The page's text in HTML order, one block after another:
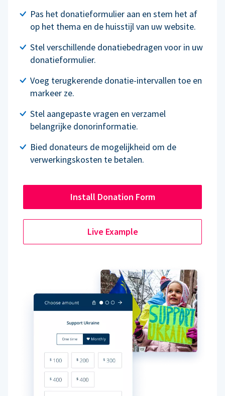
Pas het donatieformulier aan en stem het af
op het thema en de huisstijl van uw website.
Stel verschillende donatiebedragen voor in uw
donatieformulier.
Voeg terugkerende donatie-intervallen toe en
markeer ze.
Stel aangepaste vragen en verzamel
belangrijke donorinformatie.
Bied donateurs de mogelijkheid om de
verwerkingskosten te betalen.
Install Donation Form
Live Example